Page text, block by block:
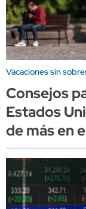
Vacaciones sin
Consejos
Estados
de más en